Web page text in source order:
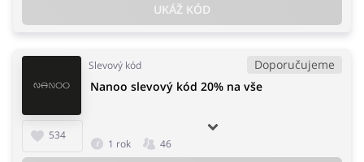
UKÁŽ KÓD
Slevový kód Doporučujeme
534
Nanoo slevový kód 20% na vše
1 rok 46